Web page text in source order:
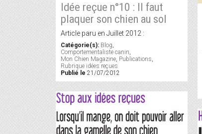
Idée reçue n°10 : Il faut
plaquer son chien au sol
Article paru en Juillet 2012 :
Catégorie(s): Blog,
Comportementaliste canin,
Mon Chien Magazine, Publications,
Rubrique idées reçues
Publié le 21/07/2012